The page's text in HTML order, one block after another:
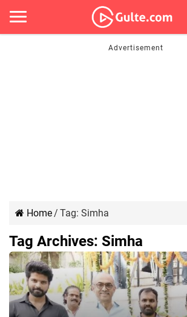
Home/ Tag: Simha
Tag Archives: Simha